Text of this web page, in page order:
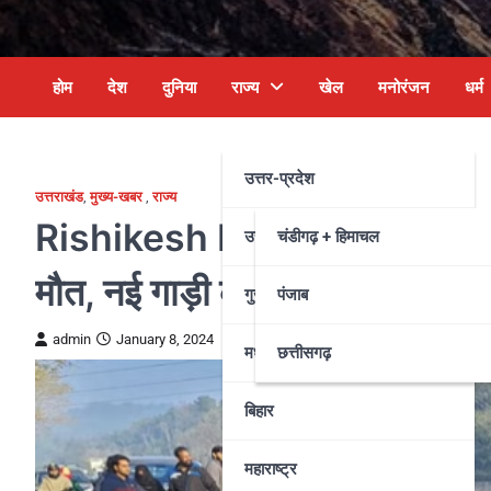
होम देश दुनिया राज्य
उत्तर-प्रदेश
उत्तराखंडचंडीगढ़ + हिमाचल
गुजरातपंजाब
छत्तीसगढ़
मध्य प्रदेश
बिहार
महाराष्ट्र
खेल मनोरंजन धर्म
उत्तराखंड,मुख्य-खबर,राज्य
Rishikesh News : चीला मार्ग
मौत, नई गाड़ी का ट्रायल कर रहे थे
admin January 8, 2024